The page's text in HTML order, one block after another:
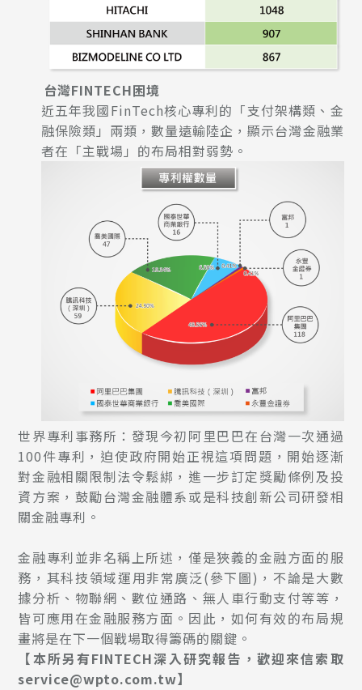
台灣FINTECH困境
近五年我國FinTech核心專利的「支付架構類、金
融保險類」兩類，數量遠輸陸企，顯示台灣金融業
者在「主戰場」的布局相對弱勢。
世界專利事務所：發現今初阿里巴巴在台灣一次通過
100件專利，迫使政府開始正視這項問題，開始逐漸
對金融相關限制法令鬆綁，進一步訂定獎勵條例及投
資方案，鼓勵台灣金融體系或是科技創新公司研發相
關金融專利。
金融專利並非名稱上所述，僅是狹義的金融方面的服
務，其科技領域運用非常廣泛(參下圖)，不論是大數
據分析、物聯網、數位通路、無人車行動支付等等，
皆可應用在金融服務方面。因此，如何有效的布局規
畫將是在下一個戰場取得籌碼的關鍵。
【本所另有FINTECH深入研究報告，歡迎來信索取
service@wpto.com.tw】